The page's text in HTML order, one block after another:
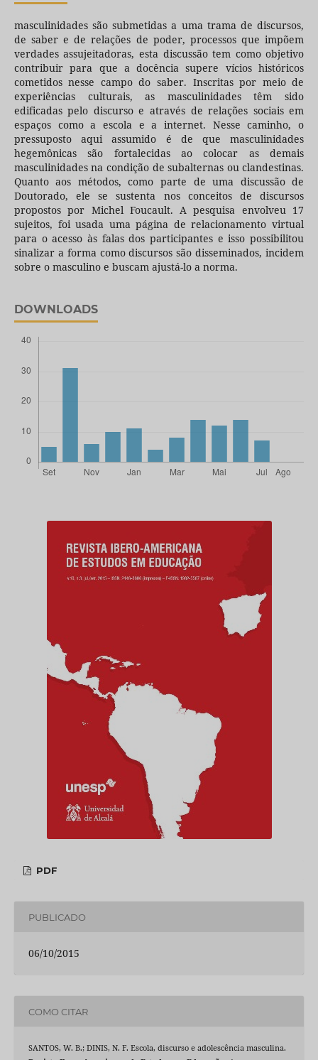
masculinidades são submetidas a uma trama de discursos,
de saber e de relações de poder, processos que impõem
verdades assujeitadoras, esta discussão tem como objetivo
contribuir para que a docência supere vícios históricos
cometidos nesse campo do saber. Inscritas por meio de
experiências culturais, as masculinidades têm sido
edificadas pelo discurso e através de relações sociais em
espaços como a escola e a internet. Nesse caminho, o
pressuposto aqui assumido é de que masculinidades
hegemônicas são fortalecidas ao colocar as demais
masculinidades na condição de subalternas ou clandestinas.
Quanto aos métodos, como parte de uma discussão de
Doutorado, ele se sustenta nos conceitos de discursos
propostos por Michel Foucault. A pesquisa envolveu 17
sujeitos, foi usada uma página de relacionamento virtual
para o acesso às falas dos participantes e isso possibilitou
sinalizar a forma como discursos são disseminados, incidem
sobre o masculino e buscam ajustá-lo a norma.
DOWNLOADS
PDF
PUBLICADO
06/10/2015
COMO CITAR
SANTOS, W. B.; DINIS, N. F. Escola, discurso e adolescência masculina.